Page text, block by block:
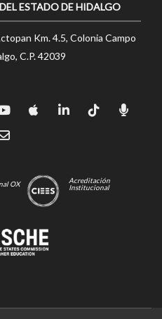
ESTADO DE HIDALGO
Km. 4.5, Colonia Campo
C.P. 42039
OX
Acreditación
Institucional